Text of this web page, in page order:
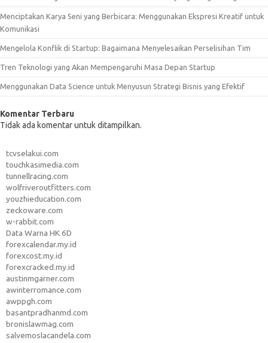
Menciptakan Karya Seni yang Berbicara: Menggunakan Ekspresi Kreatif untuk
Komunikasi
Mengelola Konflik di Startup: Bagaimana Menyelesaikan Perselisihan Tim
Tren Teknologi yang Akan Mempengaruhi Masa Depan Startup
Menggunakan Data Science untuk Menyusun Strategi Bisnis yang Efektif
Komentar Terbaru
Tidak ada komentar untuk ditampilkan.
tcvselakui.com
touchkasimedia.com
tunnellracing.com
wolfriveroutfitters.com
youzhieducation.com
zeckoware.com
w-rabbit.com
Data Warna HK 6D
forexcalendar.my.id
forexcost.my.id
forexcracked.my.id
austinmgarner.com
awinterromance.com
awppgh.com
basantpradhanmd.com
bronislawmag.com
salvemoslacandela.com